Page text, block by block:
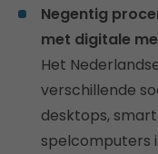
Negentig
met digitale
Het
verschillende
desktops,
spelcomputers